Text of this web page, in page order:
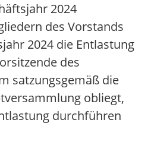
2024
des Vorstands
2024 die Entlastung
des
satzungsgemäß die
obliegt,
durchführen